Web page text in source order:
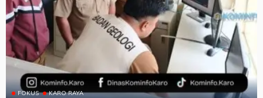
FOKUS KARO RAYA